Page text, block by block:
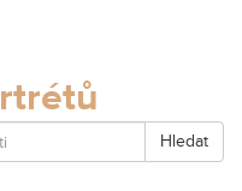
Hledat